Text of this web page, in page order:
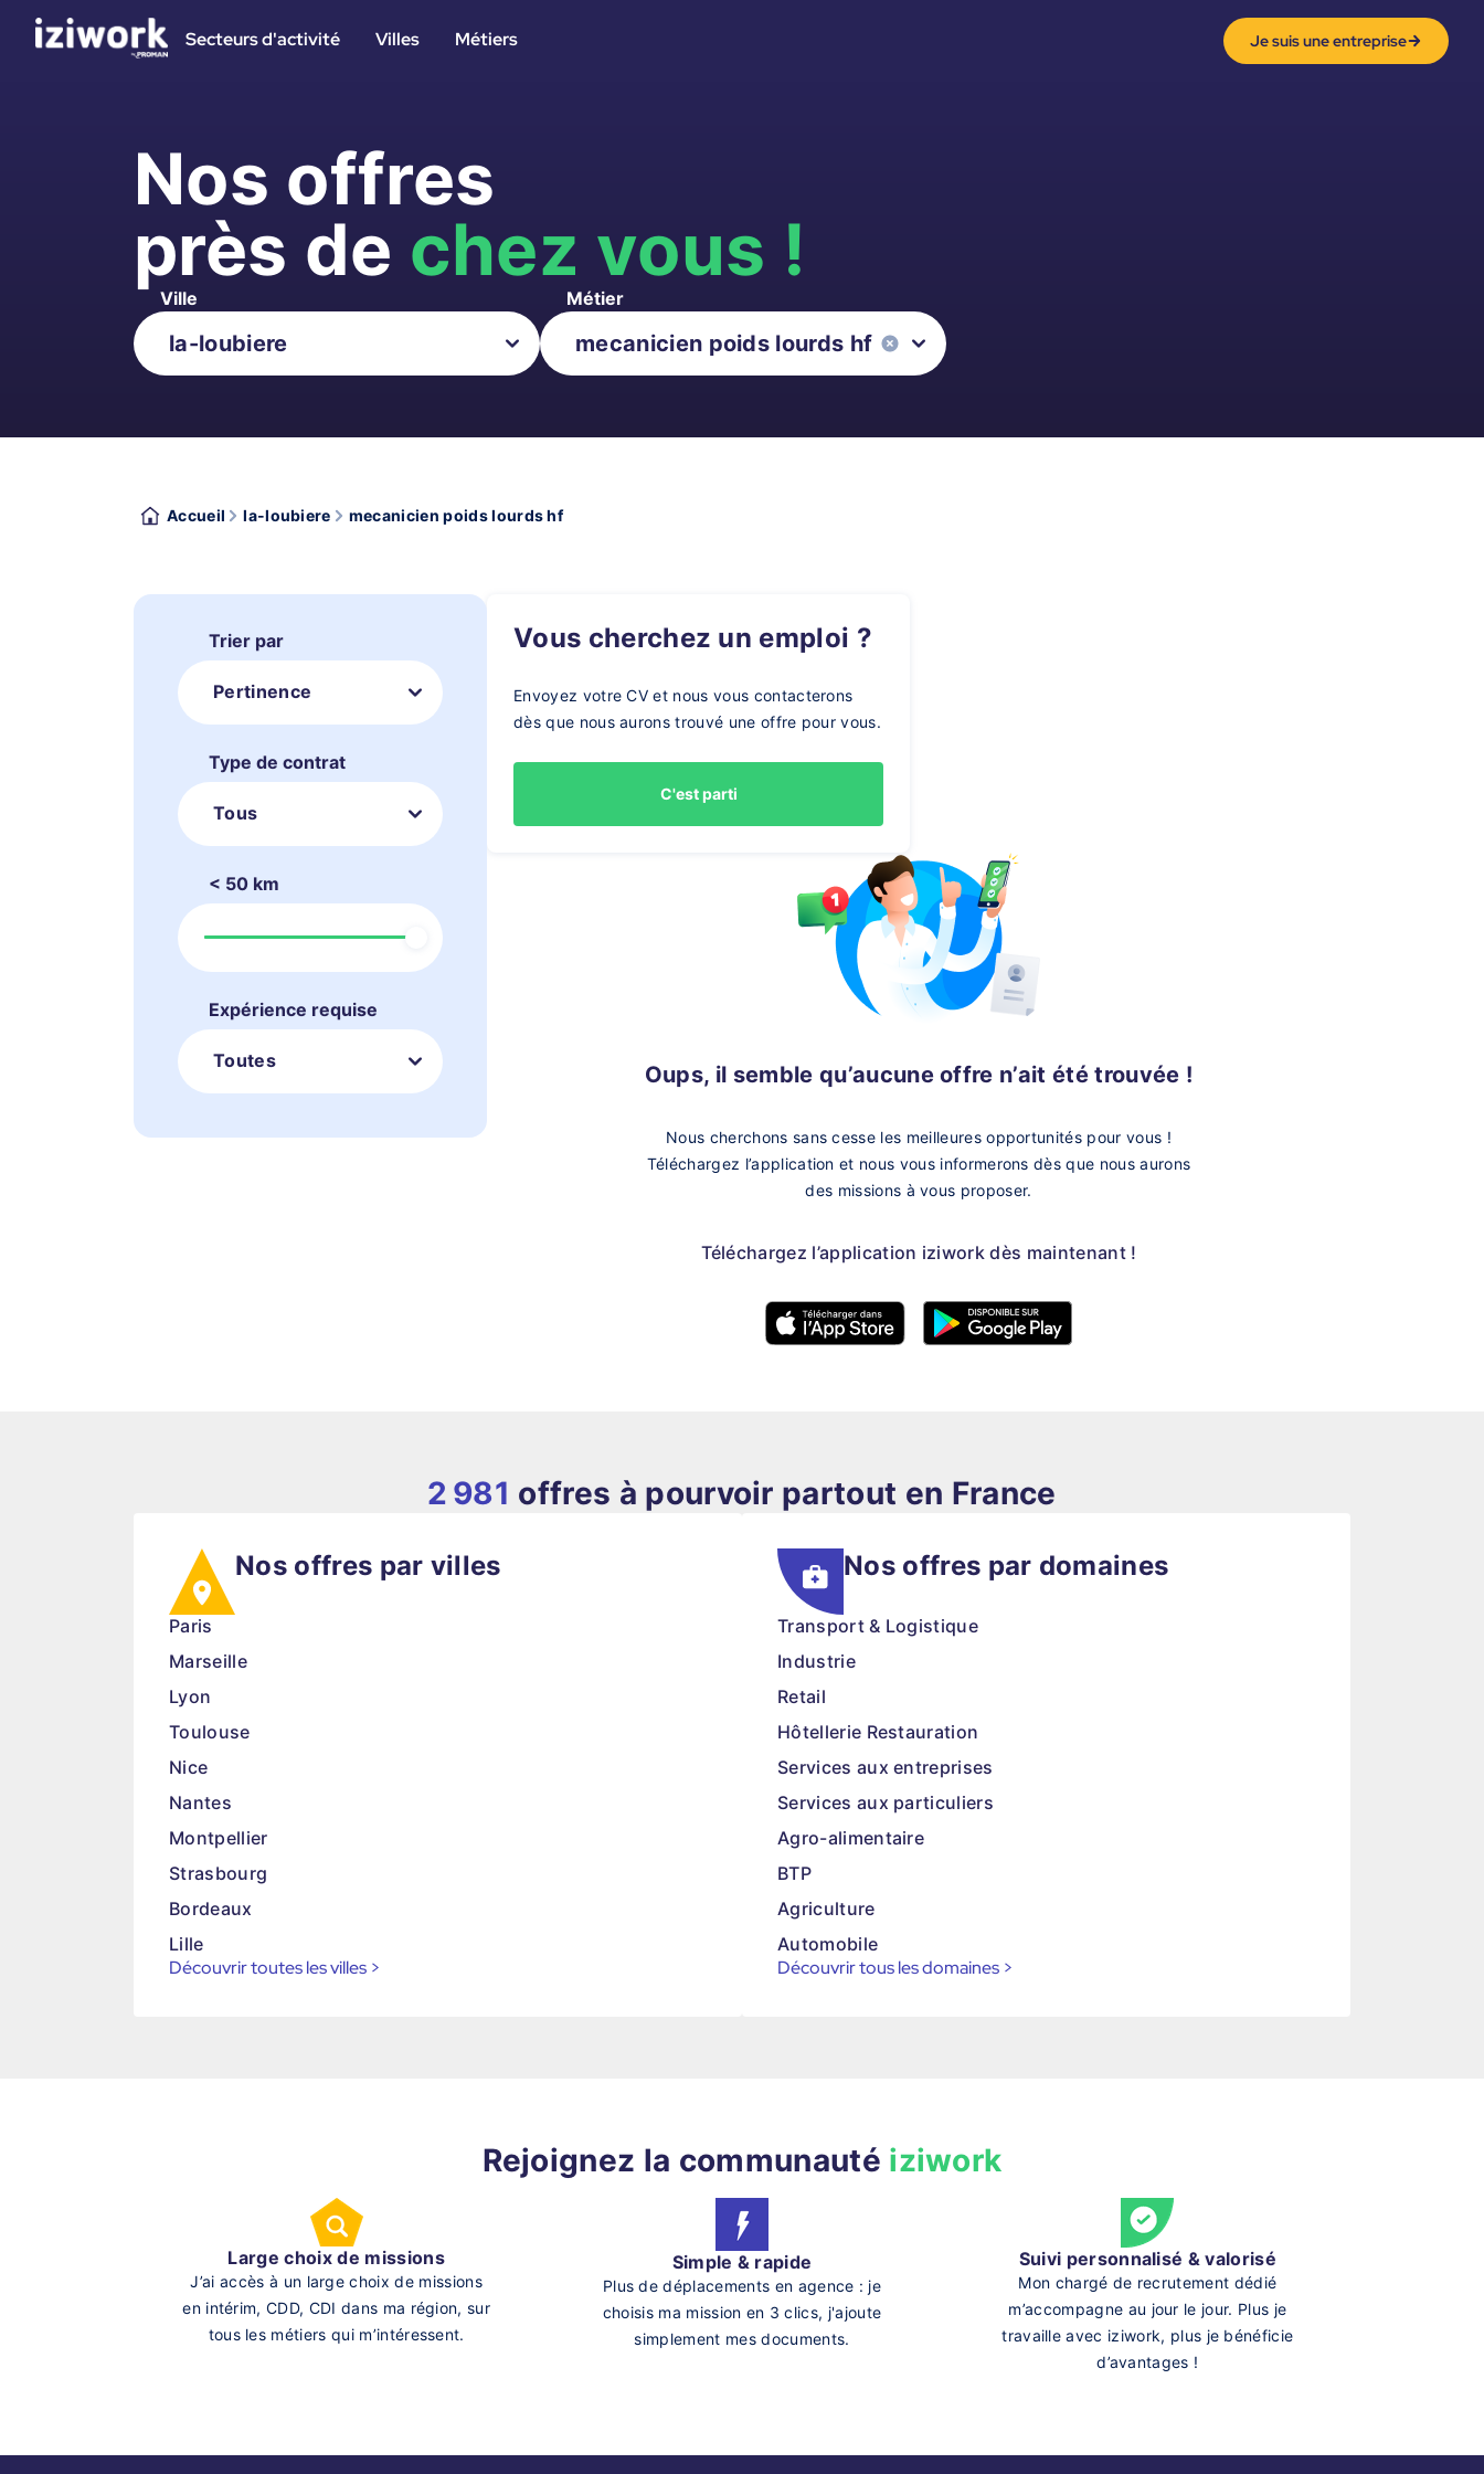
Secteurs d'activité Villes Métiers Je suis une entreprise
Nos offres
près de chez vous !
Ville Métier
Accueil la-loubiere mecanicien poids lourds hf
Trier par
Pertinence
Type de contrat
Tous
< 50 km
Expérience requise
Toutes
Vous cherchez un emploi ?
Envoyez votre CV et nous vous contacterons
dès que nous aurons trouvé une offre pour vous.
C'est parti
Oups, il semble qu’aucune offre n’ait été trouvée !
Nous cherchons sans cesse les meilleures opportunités pour vous !
Téléchargez l’application et nous vous informerons dès que nous aurons
des missions à vous proposer.
Téléchargez l’application iziwork dès maintenant !
2 981 offres à pourvoir partout en France
Nos offres par villes
Paris
Marseille
Lyon
Toulouse
Nice
Nantes
Montpellier
Strasbourg
Bordeaux
Lille
Découvrir toutes les villes >
Nos offres par domaines
Transport & Logistique
Industrie
Retail
Hôtellerie Restauration
Services aux entreprises
Services aux particuliers
Agro-alimentaire
BTP
Agriculture
Automobile
Découvrir tous les domaines >
Rejoignez la communauté iziwork
Large choix de missions
J’ai accès à un large choix de missions
en intérim, CDD, CDI dans ma région, sur
tous les métiers qui m’intéressent.
Simple & rapide
Plus de déplacements en agence : je
choisis ma mission en 3 clics, j'ajoute
simplement mes documents.
Suivi personnalisé & valorisé
Mon chargé de recrutement dédié
m’accompagne au jour le jour. Plus je
travaille avec iziwork, plus je bénéficie
d’avantages !